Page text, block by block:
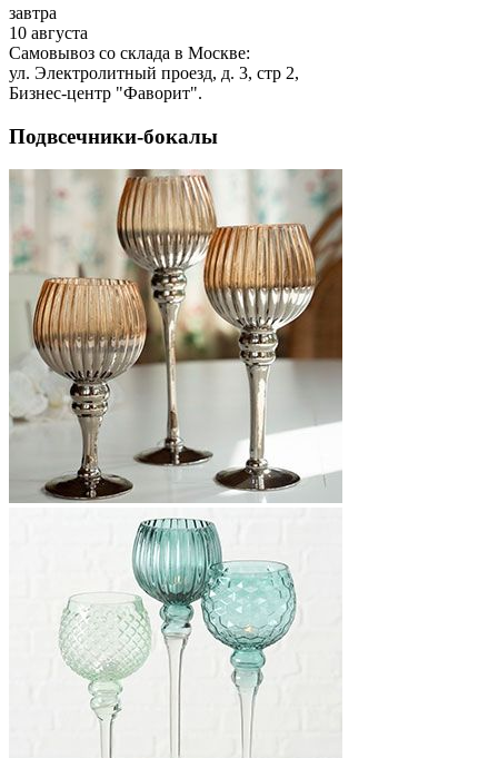
завтра
10 августа
Самовывоз со склада в Москве:
ул. Электролитный проезд, д. 3, стр 2,
Бизнес-центр "Фаворит".
Подвсечники-бокалы